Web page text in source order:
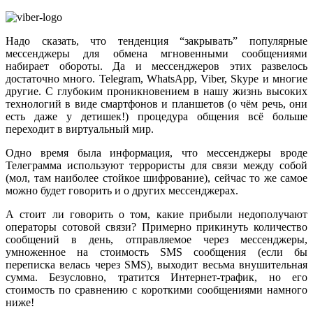
Надо сказать, что тенденция “закрывать” популярные
мессенджеры для обмена мгновенными сообщениями
набирает обороты. Да и мессенджеров этих развелось
достаточно много. Telegram, WhatsApp, Viber, Skype и многие
другие. С глубоким проникновением в нашу жизнь высоких
технологий в виде смартфонов и планшетов (о чём речь, они
есть даже у детишек!) процедура общения всё больше
переходит в виртуальный мир.
Одно время была информация, что мессенджеры вроде
Телеграмма используют террористы для связи между собой
(мол, там наиболее стойкое шифрование), сейчас то же самое
можно будет говорить и о других мессенджерах.
А стоит ли говорить о том, какие прибыли недополучают
операторы сотовой связи? Примерно прикинуть количество
сообщений в день, отправляемое через мессенджеры,
умноженное на стоимость SMS сообщения (если бы
переписка велась через SMS), выходит весьма внушительная
сумма. Безусловно, тратится Интернет-трафик, но его
стоимость по сравнению с короткими сообщениями намного
ниже!